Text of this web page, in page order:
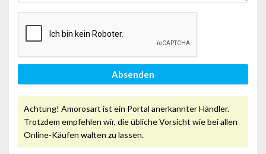
Absenden
Achtung! Amorosart ist ein Portal anerkannter Händler.
Trotzdem empfehlen wir, die übliche Vorsicht wie bei allen
Online-Käufen walten zu lassen.